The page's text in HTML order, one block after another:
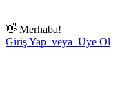
👋 Merhaba!
Giriş Yap veya Üye Ol